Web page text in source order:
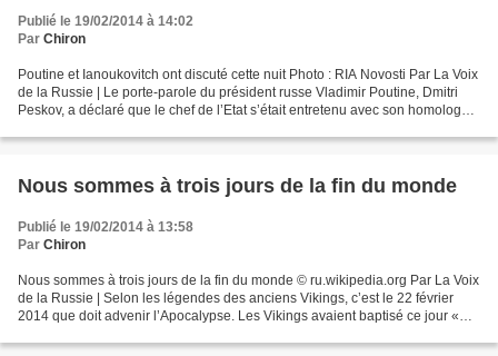
Publié le 19/02/2014 à 14:02
Par Chiron
Poutine et Ianoukovitch ont discuté cette nuit Photo : RIA Novosti Par La Voix
de la Russie | Le porte-parole du président russe Vladimir Poutine, Dmitri
Peskov, a déclaré que le chef de l’Etat s’était entretenu avec son homologue
Nous sommes à trois jours de la fin du monde
Publié le 19/02/2014 à 13:58
Par Chiron
Nous sommes à trois jours de la fin du monde © ru.wikipedia.org Par La Voix
de la Russie | Selon les légendes des anciens Vikings, c’est le 22 février
2014 que doit advenir l’Apocalypse. Les Vikings avaient baptisé ce jour «